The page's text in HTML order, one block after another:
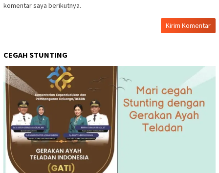
komentar saya berikutnya.
CEGAH STUNTING